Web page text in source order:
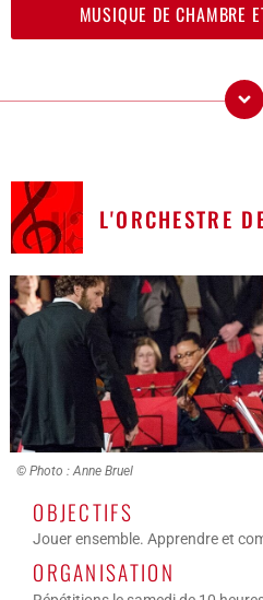
MUSIQUE DE CHAMBRE
L'ORCHESTRE
© Photo : Anne Bruel
OBJECTIFS
Jouer ensemble. Apprendre et
ORGANISATION